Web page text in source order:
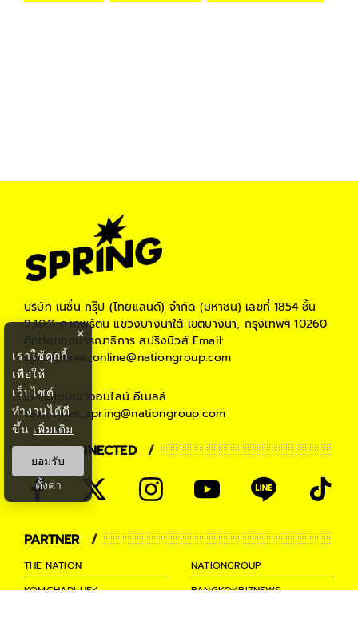
บริษัท เนชั่น กรุ๊ป (ไทยแลนด์) จำกัด (มหาชน) เลขที่ 1854 ชั้น
9,10,11 ถ.เทพรัตน แขวงบางนาใต้ เขตบางนา, กรุงเทพฯ 10260
ติดต่อกองบรรณาธิการ สปริงนิวส์Email:
springnews_online@nationgroup.com
ติดต่อโฆษณาออนไลน์ อีเมลล์
teamsales_spring@nationgroup.com
STAY CONNECTED
PARTNER
THE NATION
NATIONGROUP
KOMCHADLUEK
BANGKOKBIZNEWS
×
เราใช้คุกกี้
เพื่อให้
เว็บไซต์
ทำงานได้ดี
ขึ้น เพิ่มเติม
ยอมรับ
ตั้งค่า